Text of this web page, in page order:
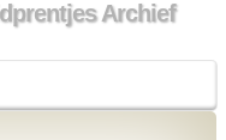
Archief